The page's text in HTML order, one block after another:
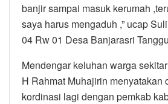
banjir sampai masuk kerumah
saya harus mengaduh ,” ucap
04 Rw 01 Desa Banjarasri
Mendengar keluhan warga
H Rahmat Muhajirin menyatakan
kordinasi lagi dengan pemkab